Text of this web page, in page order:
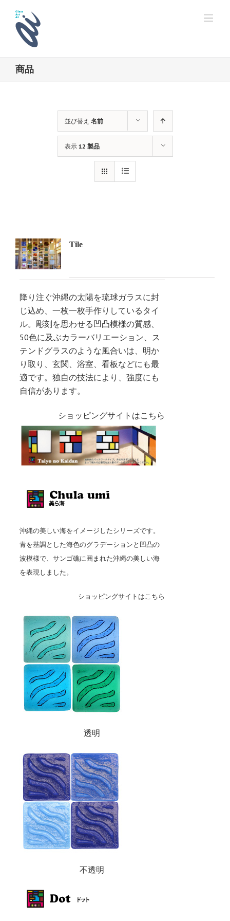
商品
並び替え 名前
表示 12 製品
Tile
降り注ぐ沖縄の太陽を琉球ガラスに封
じ込め、一枚一枚手作りしているタイ
ル。彫刻を思わせる凹凸模様の質感、
50色に及ぶカラーバリエーション、ス
テンドグラスのような風合いは、明か
り取り、玄関、浴室、看板などにも最
適です。独自の技法により、強度にも
自信があります。
ショッピングサイトはこちら
沖縄の美しい海をイメージしたシリーズです。
青を基調とした海色のグラデーションと凹凸の
波模様で、サンゴ礁に囲まれた沖縄の美しい海
を表現しました。
ショッピングサイトはこちら
透明
不透明